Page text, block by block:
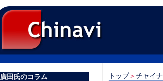
廣田氏のコラム
トップ＞チャイ